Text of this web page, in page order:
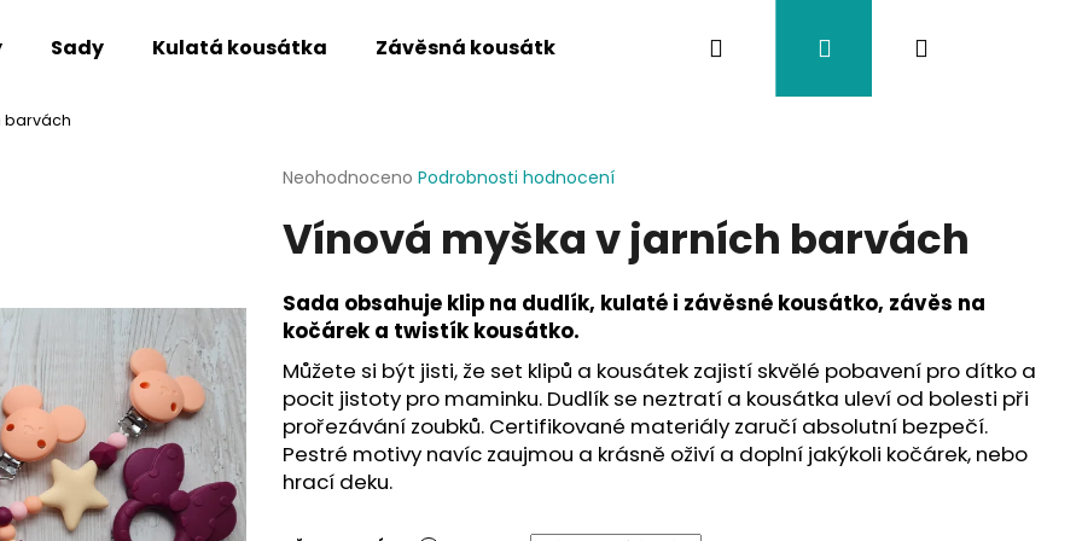
Sady Kulatá kousátka Závěsná kousátka Závěsy na kočárek Twistík kousátka
Hledat PřihlášeníNákupní
barvách
Průměrné
produktu
je
z
5
hvězdiček.
Neohodnoceno Podrobnosti hodnocení
Vínová myška v jarních barvách
Sada obsahuje klip na dudlík, kulaté i závěsné kousátko, závěs na
kočárek a twistík kousátko.
Můžete si být jisti, že set klipů a kousátek zajistí skvělé pobavení pro dítko a
pocit jistoty pro maminku. Dudlík se neztratí a kousátka uleví od bolesti při
prořezávání zoubků. Certifikované materiály zaručí absolutní bezpečí.
Pestré motivy navíc zaujmou a krásně oživí a doplní jakýkoli kočárek, nebo
hrací deku.
Co potřebujete najít?
HLEDAT
Doporučujeme